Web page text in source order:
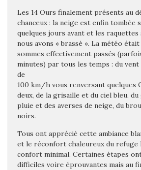
Les 14 Ours finalement présents au
chanceux : la neige est enfin tombée
quelques jours avant et les
nous avons « brassé ». La météo
sommes effectivement passés
minutes) par tous les temps : du vent
de
100 km/h vous renversant quelques
deux, de la grisaille et du ciel bleu,
pluie et des averses de neige, du
noirs.
Tous ont apprécié cette ambiance
et le réconfort chaleureux du refuge
confort minimal. Certaines étapes
difficiles voire éprouvantes mais au